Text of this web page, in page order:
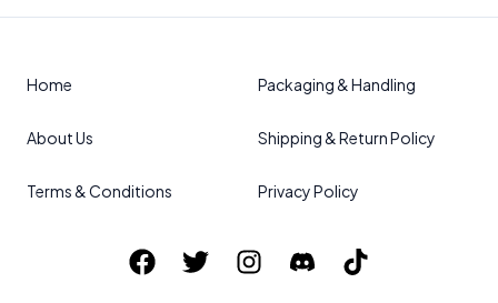
Home
About Us
Terms & Conditions
Packaging & Handling
Shipping & Return Policy
Privacy Policy